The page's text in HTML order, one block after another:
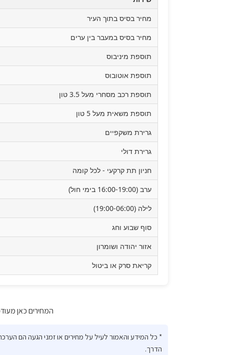
מחיר בסיס בתוך העיר
מחיר בסיס במעבר בין ערים
תוספת מיניבוס
תוספת אוטובוס
תוספת רכב מסחרי מעל 3.5 טון
תוספת משאית מעל 5 טון
גרירת משקפיים
גרירת דולי
חניון תת קרקעי - לכל קומה
ערב (16:00-19:00 בימי חול)
לילה (19:00-06:00)
סוף שבוע וחג
אזור יהודה ושומרון
קריאת סרק או ביטול
המחירים כאן
* כל המידע והאמור לעיל על מחירים או זמני הגעה הם
הדרך.